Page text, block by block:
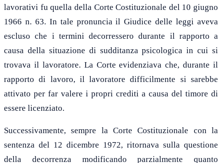
lavorativi fu quella della Corte Costituzionale del 10 giugno
1966 n. 63. In tale pronuncia il Giudice delle leggi aveva
escluso che i termini decorressero durante il rapporto a
causa della situazione di sudditanza psicologica in cui si
trovava il lavoratore. La Corte evidenziava che, durante il
rapporto di lavoro, il lavoratore difficilmente si sarebbe
attivato per far valere i propri crediti a causa del timore di
essere licenziato.
Successivamente, sempre la Corte Costituzionale con la
sentenza del 12 dicembre 1972, ritornava sulla questione
della decorrenza modificando parzialmente quanto